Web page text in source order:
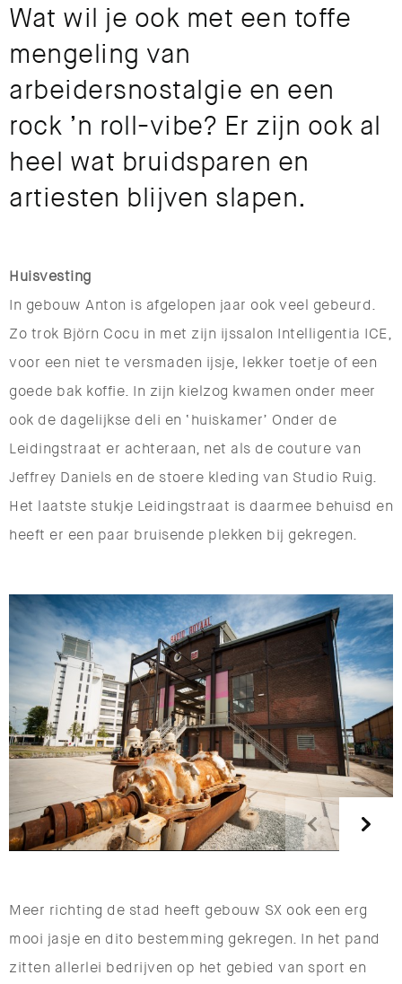
Wat wil je ook met een toffe
mengeling van
arbeidersnostalgie en een
rock ’n roll-vibe? Er zijn ook al
heel wat bruidsparen en
artiesten blijven slapen.
Huisvesting
In gebouw Anton is afgelopen jaar ook veel gebeurd.
Zo trok Björn Cocu in met zijn ijssalon Intelligentia ICE,
voor een niet te versmaden ijsje, lekker toetje of een
goede bak koffie. In zijn kielzog kwamen onder meer
ook de dagelijkse deli en ‘huiskamer’ Onder de
Leidingstraat er achteraan, net als de couture van
Jeffrey Daniels en de stoere kleding van Studio Ruig.
Het laatste stukje Leidingstraat is daarmee behuisd en
heeft er een paar bruisende plekken bij gekregen.
Meer richting de stad heeft gebouw SX ook een erg
mooi jasje en dito bestemming gekregen. In het pand
zitten allerlei bedrijven op het gebied van sport en